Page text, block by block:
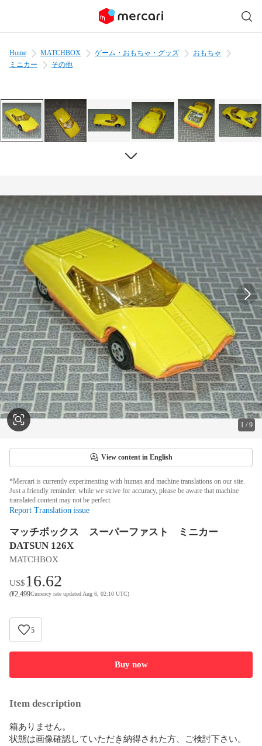
Home MATCHBOX ゲーム・おもちゃ・グッズ
おもちゃ
ミニカー
その他
1 /9
View content in English
*Mercari is currently experimenting with human and machine translations on our site.
Just a friendly reminder: while we strive for accuracy, please be aware that machine
translated content may not be perfect.
Report Translation issue
マッチボックス スーパーファスト ミニカー
DATSUN 126X
MATCHBOX
US$16.62
(¥2,499Currency rate updated Aug 6, 02:10 UTC)
5
Buy now
Item description
箱ありません。